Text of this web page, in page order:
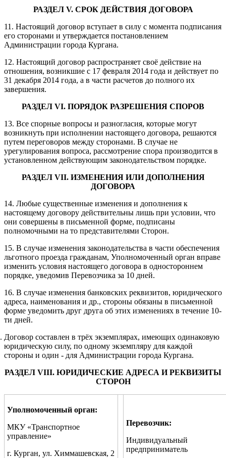
РАЗДЕЛ V. СРОК ДЕЙСТВИЯ ДОГОВОРА
11. Настоящий договор вступает в силу с момента подписания
его сторонами и утверждается постановлением
Администрации города Кургана.
12. Настоящий договор распространяет своё действие на
отношения, возникшие с 17 февраля 2014 года и действует по
31 декабря 2014 года, а в части расчетов до полного их
завершения.
РАЗДЕЛ VI. ПОРЯДОК РАЗРЕШЕНИЯ СПОРОВ
13. Все спорные вопросы и разногласия, которые могут
возникнуть при исполнении настоящего договора, решаются
путем переговоров между сторонами. В случае не
урегулирования вопроса, рассмотрение спора производится в
установленном действующим законодательством порядке.
РАЗДЕЛ VII. ИЗМЕНЕНИЯ ИЛИ ДОПОЛНЕНИЯ
ДОГОВОРА
14. Любые существенные изменения и дополнения к
настоящему договору действительны лишь при условии, что
они совершены в письменной форме, подписаны
полномочными на то представителями Сторон.
15. В случае изменения законодательства в части обеспечения
льготного проезда гражданам, Уполномоченный орган вправе
изменить условия настоящего договора в одностороннем
порядке, уведомив Перевозчика за 10 дней.
16. В случае изменения банковских реквизитов, юридического
адреса, наименования и др., стороны обязаны в письменной
форме уведомить друг друга об этих изменениях в течение 10-
ти дней.
Договор составлен в трёх экземплярах, имеющих одинаковую
юридическую силу, по одному экземпляру для каждой
стороны и один - для Администрации города Кургана.
РАЗДЕЛ VIII. ЮРИДИЧЕСКИЕ АДРЕСА И РЕКВИЗИТЫ
СТОРОН
Уполномоченный орган:
МКУ «Транспортное
управление»
г. Курган, ул. Химмашевская, 2
Перевозчик:
Индивидуальный
предприниматель